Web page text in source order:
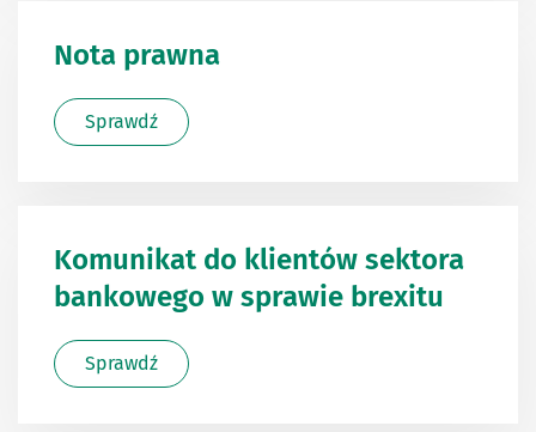
Nota prawna
Sprawdź
Komunikat do klientów sektora
bankowego w sprawie brexitu
Sprawdź